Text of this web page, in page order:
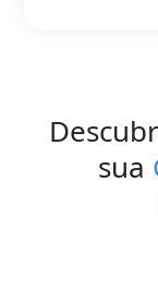
sua